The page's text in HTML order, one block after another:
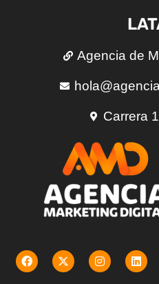
Agencia de
Carrera